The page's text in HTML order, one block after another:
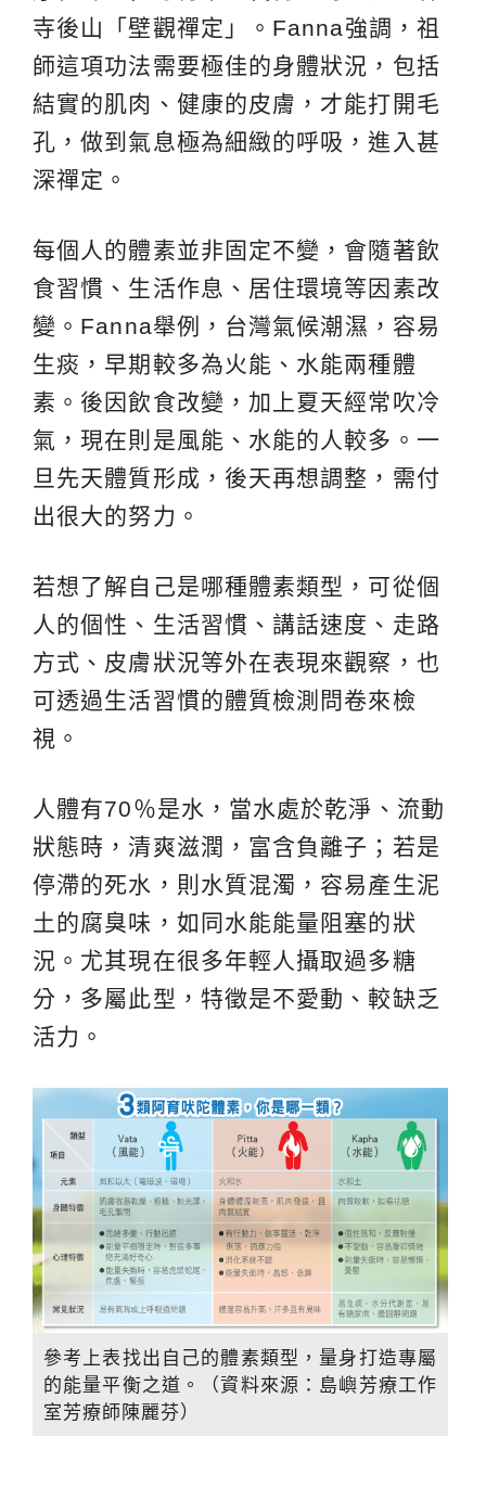
寺後山「壁觀禪定」。Fanna強調，祖
師這項功法需要極佳的身體狀況，包括
結實的肌肉、健康的皮膚，才能打開毛
孔，做到氣息極為細緻的呼吸，進入甚
深禪定。
每個人的體素並非固定不變，會隨著飲
食習慣、生活作息、居住環境等因素改
變。Fanna舉例，台灣氣候潮濕，容易
生痰，早期較多為火能、水能兩種體
素。後因飲食改變，加上夏天經常吹冷
氣，現在則是風能、水能的人較多。一
旦先天體質形成，後天再想調整，需付
出很大的努力。
若想了解自己是哪種體素類型，可從個
人的個性、生活習慣、講話速度、走路
方式、皮膚狀況等外在表現來觀察，也
可透過生活習慣的體質檢測問卷來檢
視。
人體有70％是水，當水處於乾淨、流動
狀態時，清爽滋潤，富含負離子；若是
停滯的死水，則水質混濁，容易產生泥
土的腐臭味，如同水能能量阻塞的狀
況。尤其現在很多年輕人攝取過多糖
分，多屬此型，特徵是不愛動、較缺乏
活力。
參考上表找出自己的體素類型，量身打造專屬
的能量平衡之道。（資料來源：島嶼芳療工作
室芳療師陳麗芬）